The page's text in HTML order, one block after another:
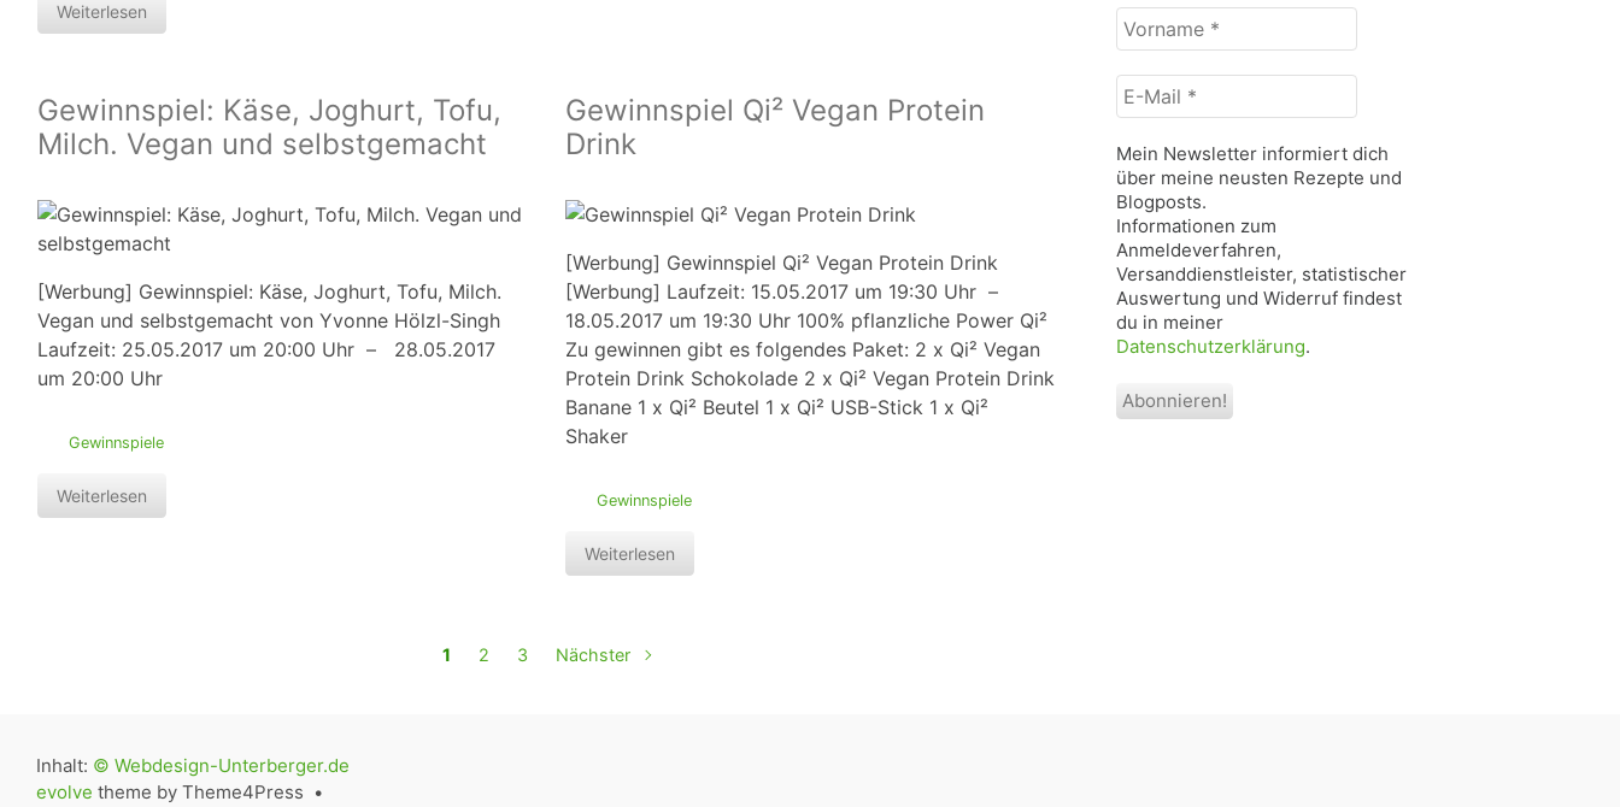
Weiterlesen
Gewinnspiel: Käse, Joghurt, Tofu,
Milch. Vegan und selbstgemacht
[Werbung] Gewinnspiel: Käse, Joghurt, Tofu, Milch.
Vegan und selbstgemacht von Yvonne Hölzl-Singh
Laufzeit: 25.05.2017 um 20:00 Uhr – 28.05.2017
um 20:00 Uhr
Gewinnspiele
Weiterlesen
Gewinnspiel Qi² Vegan Protein
Drink
[Werbung] Gewinnspiel Qi² Vegan Protein Drink
[Werbung] Laufzeit: 15.05.2017 um 19:30 Uhr –
18.05.2017 um 19:30 Uhr 100% pflanzliche Power Qi²
Zu gewinnen gibt es folgendes Paket: 2 x Qi² Vegan
Protein Drink Schokolade 2 x Qi² Vegan Protein Drink
Banane 1 x Qi² Beutel 1 x Qi² USB-Stick 1 x Qi²
Shaker
Gewinnspiele
Weiterlesen
1 2 3 Nächster
Vorname
E-
Mail
Mein Newsletter informiert dich
über meine neusten Rezepte und
Blogposts.
Informationen zum
Anmeldeverfahren,
Versanddienstleister, statistischer
Auswertung und Widerruf findest
du in meiner
Datenschutzerklärung.
Inhalt: © Webdesign-Unterberger.de
evolve theme by Theme4Press •